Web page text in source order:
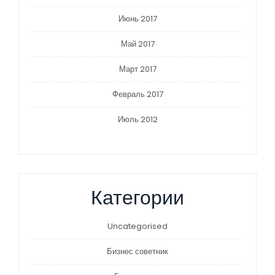
Июнь 2017
Май 2017
Март 2017
Февраль 2017
Июль 2012
Категории
Uncategorised
Бизнес советник